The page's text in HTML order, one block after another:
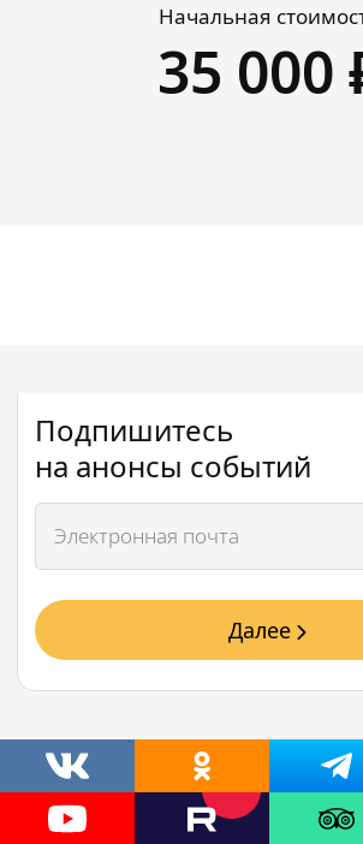
Начальная
35 000
Подпишитесь
на анонсы событий
Далее